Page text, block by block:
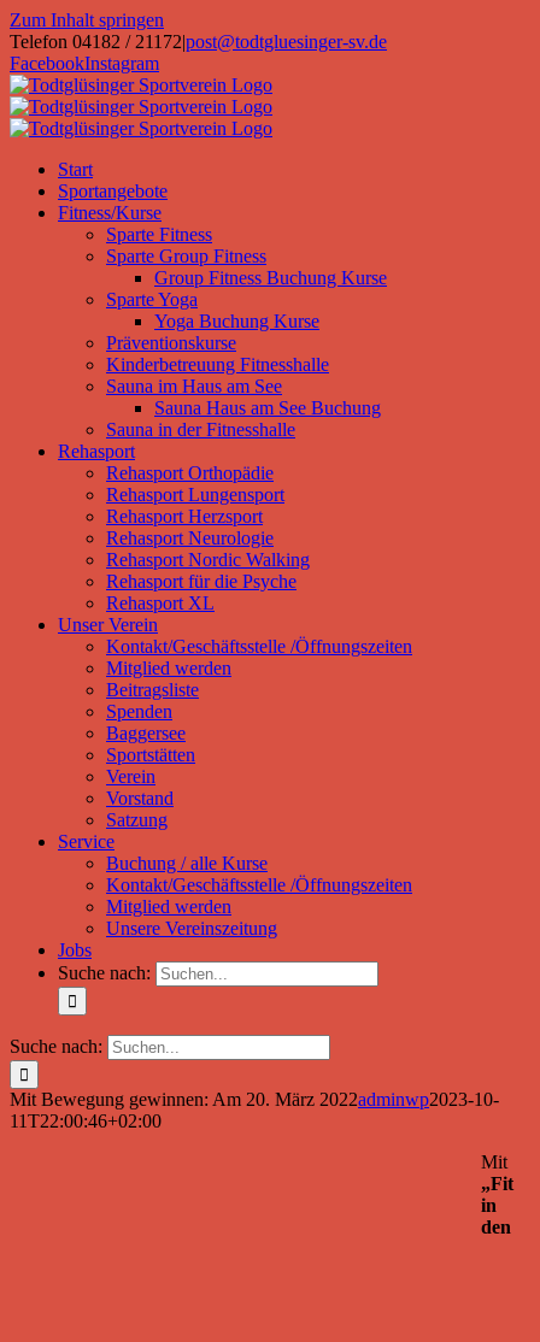
Zum Inhalt springen
Telefon 04182 / 21172|post@todtgluesinger-sv.de
FacebookInstagram
Start
Sportangebote
Fitness/Kurse
Sparte Fitness
Sparte Group Fitness
Group Fitness Buchung Kurse
Sparte Yoga
Yoga Buchung Kurse
Präventionskurse
Kinderbetreuung Fitnesshalle
Sauna im Haus am See
Sauna Haus am See Buchung
Sauna in der Fitnesshalle
Rehasport
Rehasport Orthopädie
Rehasport Lungensport
Rehasport Herzsport
Rehasport Neurologie
Rehasport Nordic Walking
Rehasport für die Psyche
Rehasport XL
Unser Verein
Kontakt/Geschäftsstelle /Öffnungszeiten
Mitglied werden
Beitragsliste
Spenden
Baggersee
Sportstätten
Verein
Vorstand
Satzung
Service
Buchung / alle Kurse
Kontakt/Geschäftsstelle /Öffnungszeiten
Mitglied werden
Unsere Vereinszeitung
Jobs
Suche nach:
Suche nach:
Mit Bewegung gewinnen: Am 20. März 2022adminwp2023-10-
11T22:00:46+02:00
Mit
„Fit
in
den